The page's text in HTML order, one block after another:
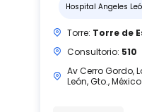
Hospital Angeles
Torre: Torre de
Consultorio: 510
Av Cerro Gordo,
León, Gto., México